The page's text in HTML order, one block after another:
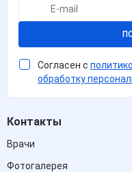
Согласен с
обработку
Контакты
Врачи
Фотогалерея